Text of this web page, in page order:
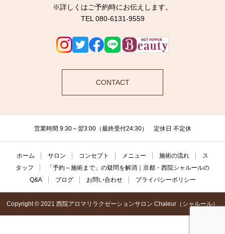
※詳しくはご予約時にお伝えします。
TEL 080-6131-9559
CONTACT
営業時間 9:30～翌3:00（最終受付24:30） 定休日 不定休
ホーム サロン コンセプト メニュー 施術の流れ
ス
タッフ
「予約～施術まで」の疑問を解消｜京都・西院シャルールの
Q&A
ブログ お問い合わせ プライバシーポリシー
Copyright © 2021 西院アロマリラクゼーションサロン Chaleur（シャルール）